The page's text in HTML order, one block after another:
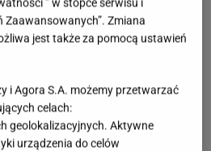
Zaawansowanych”. Zmiana
jest także za pomocą ustawień
i Agora S.A. możemy przetwarzać
celach:
geolokalizacyjnych. Aktywne
urządzenia do celów